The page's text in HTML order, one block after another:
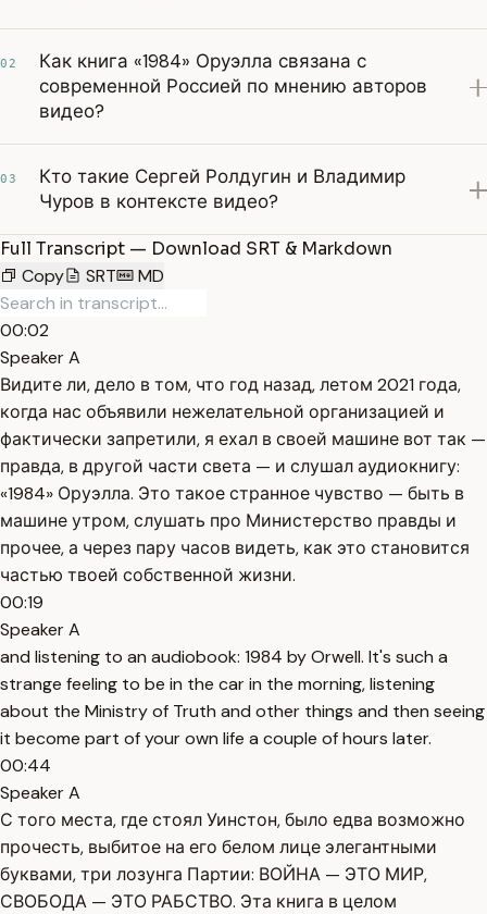
02
Как книга «1984» Оруэлла связана с
современной Россией по мнению авторов
видео?
03
Кто такие Сергей Ролдугин и Владимир
Чуров в контексте видео?
Full Transcript — Download SRT & Markdown
Copy
SRT MD
00:02
Speaker A
Видите ли, дело в том, что год назад, летом 2021 года,
когда нас объявили нежелательной организацией и
фактически запретили, я ехал в своей машине вот так —
правда, в другой части света — и слушал аудиокнигу:
«1984» Оруэлла. Это такое странное чувство — быть в
машине утром, слушать про Министерство правды и
прочее, а через пару часов видеть, как это становится
частью твоей собственной жизни.
00:19
Speaker A
and listening to an audiobook: 1984 by Orwell. It's such a
strange feeling to be in the car in the morning, listening
about the Ministry of Truth and other things and then seeing
it become part of your own life a couple of hours later.
00:44
Speaker A
С того места, где стоял Уинстон, было едва возможно
прочесть, выбитое на его белом лице элегантными
буквами, три лозунга Партии: ВОЙНА — ЭТО МИР,
СВОБОДА — ЭТО РАБСТВО. Эта книга в целом